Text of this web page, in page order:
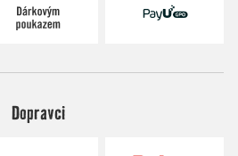
Dopravci